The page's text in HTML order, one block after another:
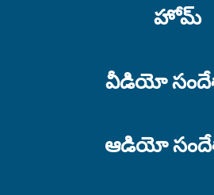
హోమ్
వీడియో
ఆడియో